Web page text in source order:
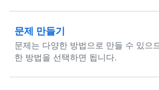
문제 만들기
문제는 다양한 방법으로 만들 수 있으
한 방법을 선택하면 됩니다.